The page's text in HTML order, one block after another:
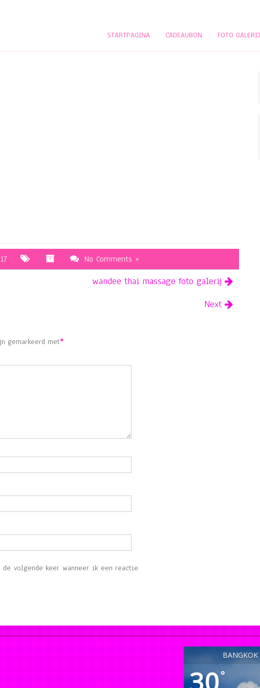
STARTPAGINA CADEAUBON FOTO GALERIJ
No Comments »
wandee thai massage foto galerij
Next
gemarkeerd met*
volgende keer wanneer ik een reactie
BANGKOK
°